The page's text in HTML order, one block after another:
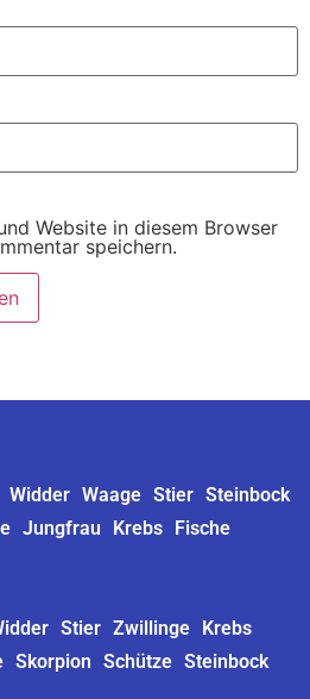
Website in diesem Browser
speichern.
Widder Waage Stier Steinbock
Jungfrau Krebs Fische
Stier Zwillinge Krebs
Skorpion Schütze Steinbock